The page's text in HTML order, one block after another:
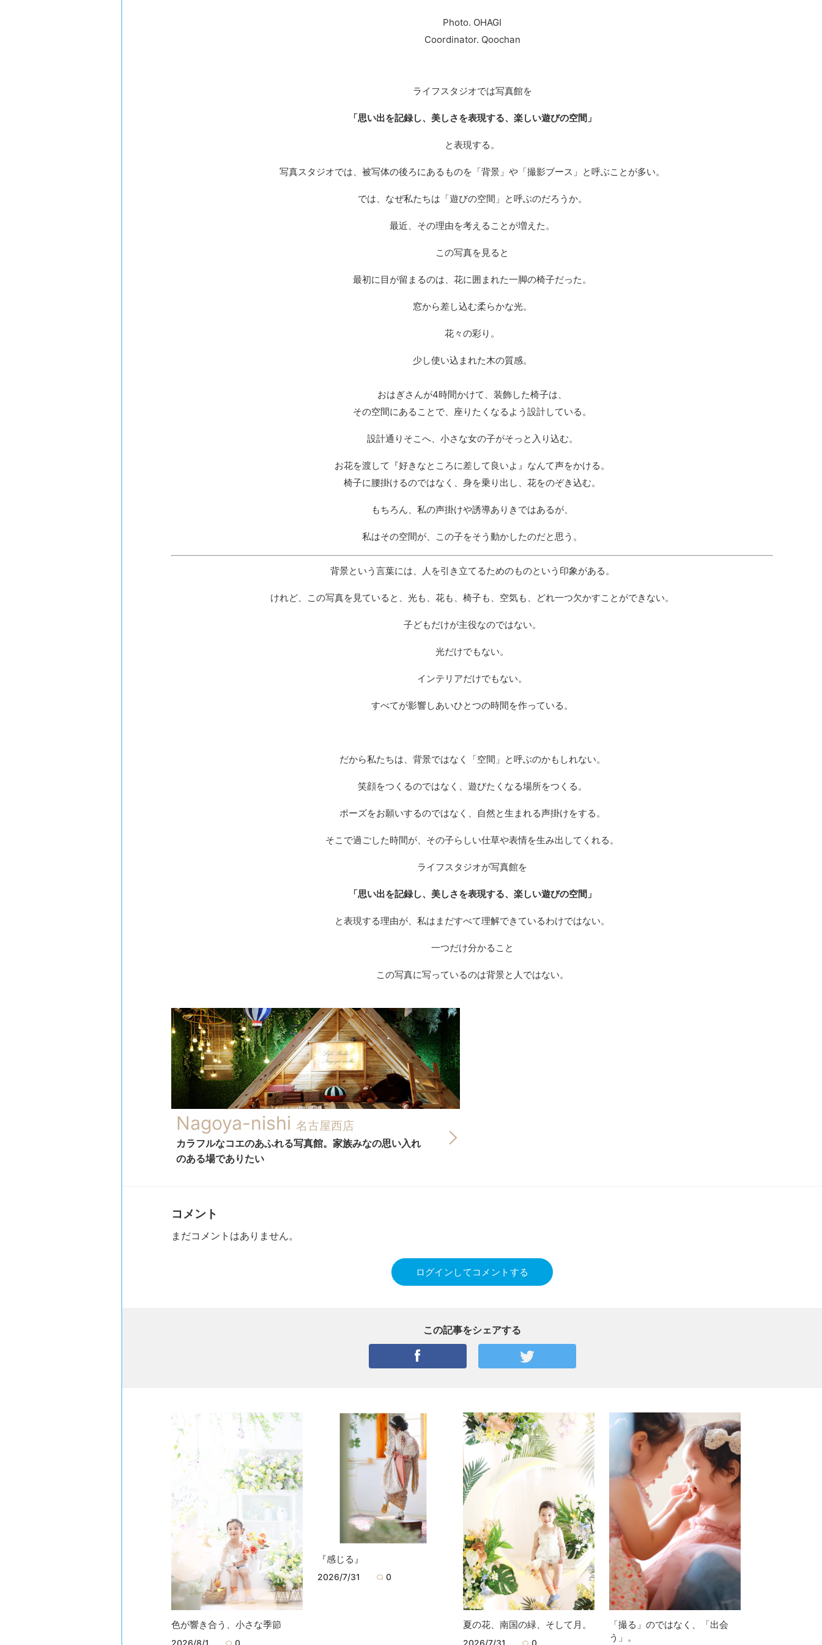
Photo. OHAGI
Coordinator. Qoochan
ライフスタジオでは写真館を
「思い出を記録し、美しさを表現する、楽しい遊びの空間」
と表現する。
写真スタジオでは、被写体の後ろにあるものを「背景」や「撮影ブース」と呼ぶことが多い。
では、なぜ私たちは「遊びの空間」と呼ぶのだろうか。
最近、その理由を考えることが増えた。
この写真を見ると
最初に目が留まるのは、花に囲まれた一脚の椅子だった。
窓から差し込む柔らかな光。
花々の彩り。
少し使い込まれた木の質感。
おはぎさんが4時間かけて、装飾した椅子は、
その空間にあることで、座りたくなるよう設計している。
設計通りそこへ、小さな女の子がそっと入り込む。
お花を渡して『好きなところに差して良いよ』なんて声をかける。
椅子に腰掛けるのではなく、身を乗り出し、花をのぞき込む。
もちろん、私の声掛けや誘導ありきではあるが、
私はその空間が、この子をそう動かしたのだと思う。
背景という言葉には、人を引き立てるためのものという印象がある。
けれど、この写真を見ていると、光も、花も、椅子も、空気も、どれ一つ欠かすことができない。
子どもだけが主役なのではない。
光だけでもない。
インテリアだけでもない。
すべてが影響しあいひとつの時間を作っている。
だから私たちは、背景ではなく「空間」と呼ぶのかもしれない。
笑顔をつくるのではなく、遊びたくなる場所をつくる。
ポーズをお願いするのではなく、自然と生まれる声掛けをする。
そこで過ごした時間が、その子らしい仕草や表情を生み出してくれる。
ライフスタジオが写真館を
「思い出を記録し、美しさを表現する、楽しい遊びの空間」
と表現する理由が、私はまだすべて理解できているわけではない。
一つだけ分かること
この写真に写っているのは背景と人ではない。
Nagoya-nishi 名古屋西店
カラフルなコエのあふれる写真館。家族みなの思い入れ
のある場でありたい
コメント
まだコメントはありません。
ログインしてコメントする
この記事をシェアする
色が響き合う、小さな季節
2026/8/1 0
『感じる』
2026/7/31 0
夏の花、南国の緑、そして月。
2026/7/31 0
「撮る」のではなく、「出会
う」。